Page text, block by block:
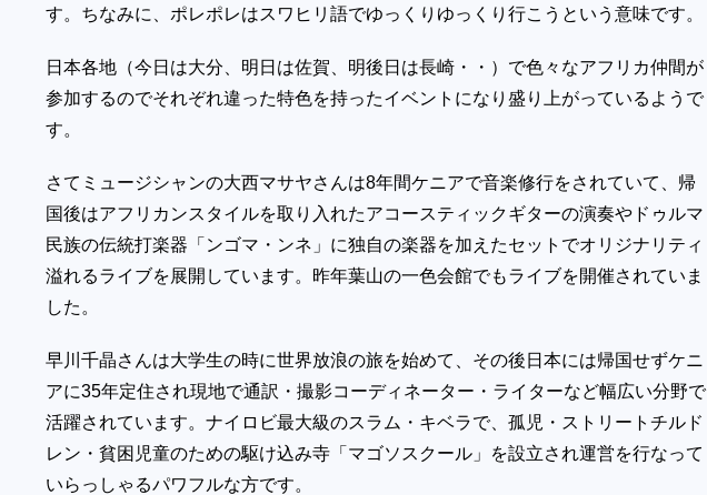
す。ちなみに、ポレポレはスワヒリ語でゆっくりゆっくり行こうという意味です。
日本各地（今日は大分、明日は佐賀、明後日は長崎・・）で色々なアフリカ仲間が
参加するのでそれぞれ違った特色を持ったイベントになり盛り上がっているようで
す。
さてミュージシャンの大西マサヤさんは8年間ケニアで音楽修行をされていて、帰
国後はアフリカンスタイルを取り入れたアコースティックギターの演奏やドゥルマ
民族の伝統打楽器「ンゴマ・ンネ」に独自の楽器を加えたセットでオリジナリティ
溢れるライブを展開しています。昨年葉山の一色会館でもライブを開催されていま
した。
早川千晶さんは大学生の時に世界放浪の旅を始めて、その後日本には帰国せずケニ
アに35年定住され現地で通訳・撮影コーディネーター・ライターなど幅広い分野で
活躍されています。ナイロビ最大級のスラム・キベラで、孤児・ストリートチルド
レン・貧困児童のための駆け込み寺「マゴソスクール」を設立され運営を行なって
いらっしゃるパワフルな方です。